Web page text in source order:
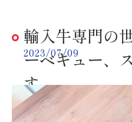
輸入牛専門の
ーベキュー、
す。
2023/07/09